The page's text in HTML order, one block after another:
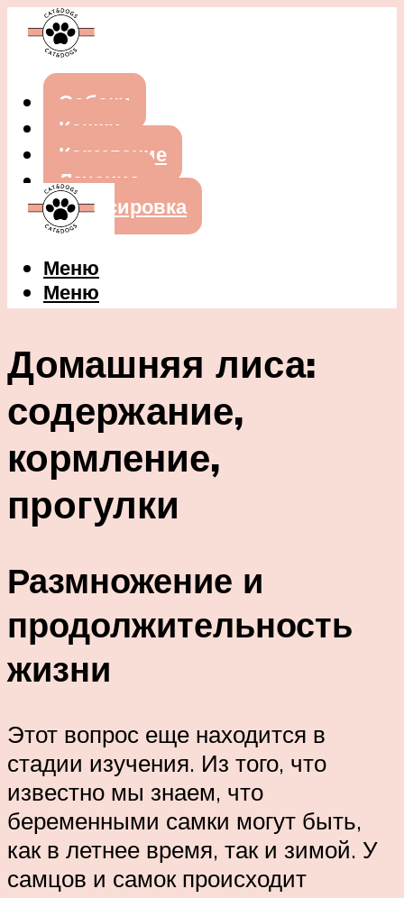
Собаки
Кошки
Кормление
Лечение
Дрессировка
Меню
Меню
Домашняя лиса:
содержание,
кормление,
прогулки
Размножение и
продолжительность
жизни
Этот вопрос еще находится в
стадии изучения. Из того, что
известно мы знаем, что
беременными самки могут быть,
как в летнее время, так и зимой. У
самцов и самок происходит